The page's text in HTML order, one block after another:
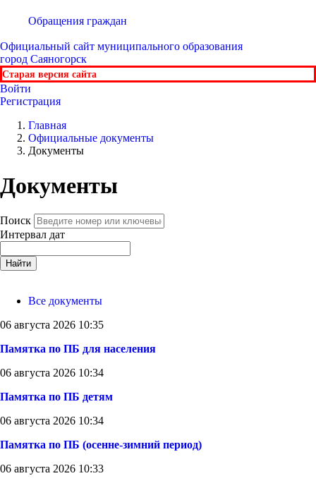
Обращения граждан
Официальный сайт муниципального образования
город Саяногорск
Старая версия сайта
Войти
Регистрация
Главная
Официальные документы
Документы
Документы
Поиск
Интервал дат
Найти
Все документы
06 августа 2026 10:35
Памятка по ПБ для населения
06 августа 2026 10:34
Памятка по ПБ детям
06 августа 2026 10:34
Памятка по ПБ (осенне-зимний период)
06 августа 2026 10:33